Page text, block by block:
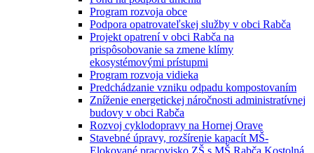
Program rozvoja obce
Podpora opatrovateľskej služby v obci Rabča
Projekt opatrení v obci Rabča na
prispôsobovanie sa zmene klímy
ekosystémovými prístupmi
Program rozvoja vidieka
Predchádzanie vzniku odpadu kompostovaním
Zníženie energetickej náročnosti administratívnej
budovy v obci Rabča
Rozvoj cyklodopravy na Hornej Orave
Stavebné úpravy, rozšírenie kapacít MŠ-
Elokované pracovisko ZŠ s MŠ Rabča Kostolná